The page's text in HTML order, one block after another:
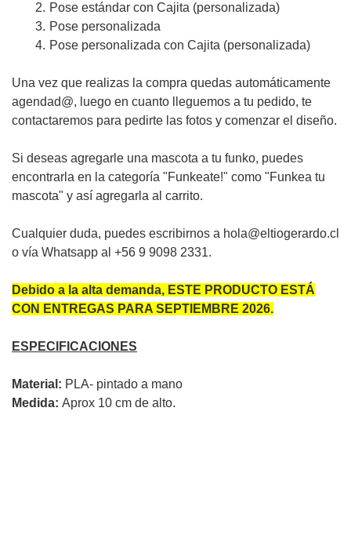
Pose estándar con Cajita (personalizada)
Pose personalizada
Pose personalizada con Cajita (personalizada)
Una vez que realizas la compra quedas automáticamente
agendad@, luego en cuanto lleguemos a tu pedido, te
contactaremos para pedirte las fotos y comenzar el diseño.
Si deseas agregarle una mascota a tu funko, puedes
encontrarla en la categoría "Funkeate!" como "Funkea tu
mascota" y así agregarla al carrito.
Cualquier duda, puedes escribirnos a hola@eltiogerardo.cl
o vía Whatsapp al +56 9 9098 2331.
Debido a la alta demanda, ESTE PRODUCTO ESTÁ
CON ENTREGAS PARA SEPTIEMBRE 2026.
ESPECIFICACIONES
Material: PLA- pintado a mano
Medida: Aprox 10 cm de alto.